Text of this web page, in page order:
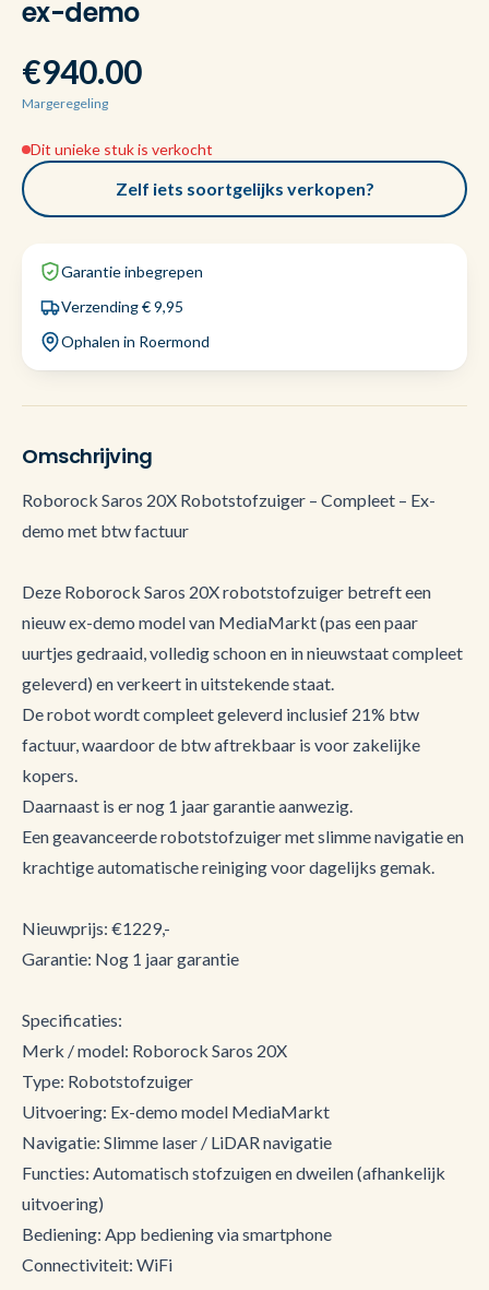
ex-demo
€940.00
Margeregeling
Dit unieke stuk is verkocht
Zelf iets soortgelijks verkopen?
Garantie inbegrepen
Verzending € 9,95
Ophalen in Roermond
Omschrijving
Roborock Saros 20X Robotstofzuiger – Compleet – Ex-
demo met btw factuur
Deze Roborock Saros 20X robotstofzuiger betreft een
nieuw ex-demo model van MediaMarkt (pas een paar
uurtjes gedraaid, volledig schoon en in nieuwstaat compleet
geleverd) en verkeert in uitstekende staat.
De robot wordt compleet geleverd inclusief 21% btw
factuur, waardoor de btw aftrekbaar is voor zakelijke
kopers.
Daarnaast is er nog 1 jaar garantie aanwezig.
Een geavanceerde robotstofzuiger met slimme navigatie en
krachtige automatische reiniging voor dagelijks gemak.
Nieuwprijs: €1229,-
Garantie: Nog 1 jaar garantie
Specificaties:
Merk / model: Roborock Saros 20X
Type: Robotstofzuiger
Uitvoering: Ex-demo model MediaMarkt
Navigatie: Slimme laser / LiDAR navigatie
Functies: Automatisch stofzuigen en dweilen (afhankelijk
uitvoering)
Bediening: App bediening via smartphone
Connectiviteit: WiFi